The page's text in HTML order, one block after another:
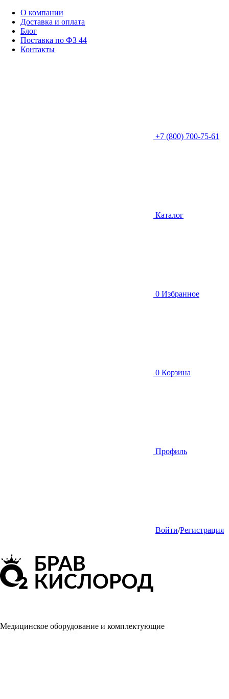
О компании
Доставка и оплата
Блог
Поставка по ФЗ 44
Контакты
+7 (800) 700-75-61
Каталог
0 Избранное
0 Корзина
Профиль
Войти/Регистрация
Медицинское оборудование и комплектующие